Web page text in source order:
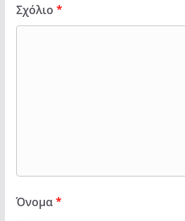
Σχόλιο *
Όνομα*